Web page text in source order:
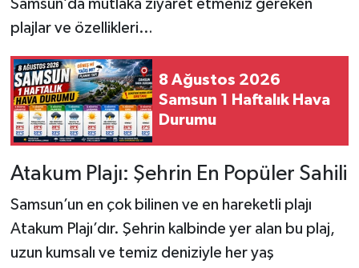
Samsun’da mutlaka ziyaret etmeniz gereken
plajlar ve özellikleri…
8 Ağustos 2026
Samsun 1 Haftalık Hava
Durumu
Atakum Plajı: Şehrin En Popüler Sahili
Samsun’un en çok bilinen ve en hareketli plajı
Atakum Plajı’dır. Şehrin kalbinde yer alan bu plaj,
uzun kumsalı ve temiz deniziyle her yaş